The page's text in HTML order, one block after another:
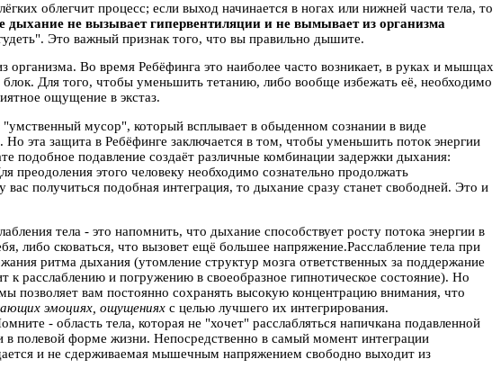
облегчит процесс; если выход начинается в ногах или нижней части тела, то
не вызывает гипервентиляции и не вымывает из организма
Это важный признак того, что вы правильно дышите.
Во время Ребёфинга это наиболее часто возникает, в руках и мышцах
блок. Для того, чтобы уменьшить тетанию, либо вообще избежать её, необходимо
ощущение в экстаз.
мусор", который всплывает в обыденном сознании в виде
эта защита в Ребёфинге заключается в том, чтобы уменьшить поток энергии
подавление создаёт различные комбинации задержки дыхания:
преодоления этого человеку необходимо сознательно продолжать
получиться подобная интеграция, то дыхание сразу станет свободней. Это и
тела - это напомнить, что дыхание способствует росту потока энергии в
либо сковаться, что вызовет ещё большее напряжение.Расслабление тела при
ритма дыхания (утомление структур мозга ответственных за поддержание
к расслаблению и погружению в своеобразное гипнотическое состояние). Но
позволяет вам постоянно сохранять высокую концентрацию внимания, что
эмоциях, ощущениях с целью лучшего их интегрирования.
- область тела, которая не "хочет" расслабляться напичкана подавленной
в полевой форме жизни. Непосредственно в самый момент интеграции
и не сдерживаемая мышечным напряжением свободно выходит из